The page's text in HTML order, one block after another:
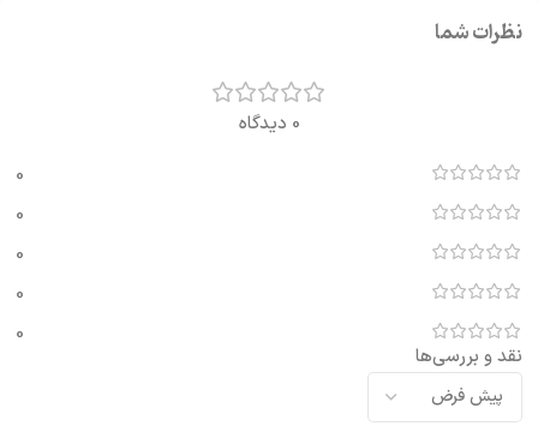
نظرات شما
0 دیدگاه
0
0
0
0
0
نقد و بررسی‌ها